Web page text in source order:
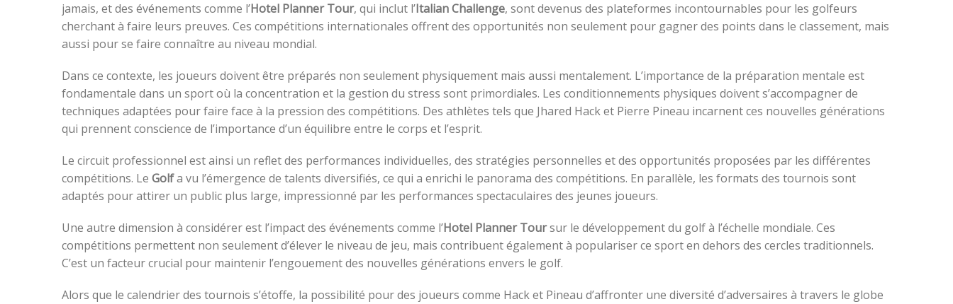
jamais, et des événements comme l’Hotel Planner Tour, qui inclut l’Italian Challenge, sont devenus des plateformes incontournables pour les golfeurs
cherchant à faire leurs preuves. Ces compétitions internationales offrent des opportunités non seulement pour gagner des points dans le classement, mais
aussi pour se faire connaître au niveau mondial.
Dans ce contexte, les joueurs doivent être préparés non seulement physiquement mais aussi mentalement. L’importance de la préparation mentale est
fondamentale dans un sport où la concentration et la gestion du stress sont primordiales. Les conditionnements physiques doivent s’accompagner de
techniques adaptées pour faire face à la pression des compétitions. Des athlètes tels que Jhared Hack et Pierre Pineau incarnent ces nouvelles générations
qui prennent conscience de l’importance d’un équilibre entre le corps et l’esprit.
Le circuit professionnel est ainsi un reflet des performances individuelles, des stratégies personnelles et des opportunités proposées par les différentes
compétitions. Le Golfa vu l’émergence de talents diversifiés, ce qui a enrichi le panorama des compétitions. En parallèle, les formats des tournois sont
adaptés pour attirer un public plus large, impressionné par les performances spectaculaires des jeunes joueurs.
Une autre dimension à considérer est l’impact des événements comme l’Hotel Planner Toursur le développement du golf à l’échelle mondiale. Ces
compétitions permettent non seulement d’élever le niveau de jeu, mais contribuent également à populariser ce sport en dehors des cercles traditionnels.
C’est un facteur crucial pour maintenir l’engouement des nouvelles générations envers le golf.
Alors que le calendrier des tournois s’étoffe, la possibilité pour des joueurs comme Hack et Pineau d’affronter une diversité d’adversaires à travers le globe